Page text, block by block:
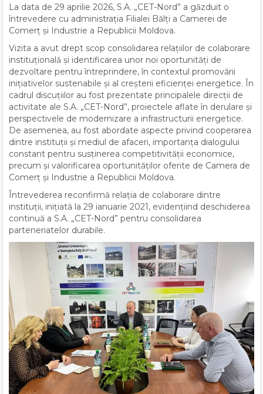
La data de 29 aprilie 2026, S.A. „CET-Nord” a găzduit o
întrevedere cu administrația Filialei Bălți a Camerei de
Comerț și Industrie a Republicii Moldova.
Vizita a avut drept scop consolidarea relațiilor de colaborare
instituțională și identificarea unor noi oportunități de
dezvoltare pentru întreprindere, în contextul promovării
inițiativelor sustenabile și al creșterii eficienței energetice. În
cadrul discuțiilor au fost prezentate principalele direcții de
activitate ale S.A. „CET-Nord”, proiectele aflate în derulare și
perspectivele de modernizare a infrastructurii energetice.
De asemenea, au fost abordate aspecte privind cooperarea
dintre instituții și mediul de afaceri, importanța dialogului
constant pentru susținerea competitivității economice,
precum și valorificarea oportunităților oferite de Camera de
Comerț și Industrie a Republicii Moldova.
Întrevederea reconfirmă relația de colaborare dintre
instituții, inițiată la 29 ianuarie 2021, evidențiind deschiderea
continuă a S.A. „CET-Nord” pentru consolidarea
parteneriatelor durabile.